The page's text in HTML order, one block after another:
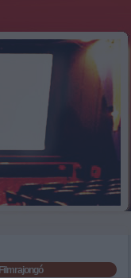
Filmrajongó